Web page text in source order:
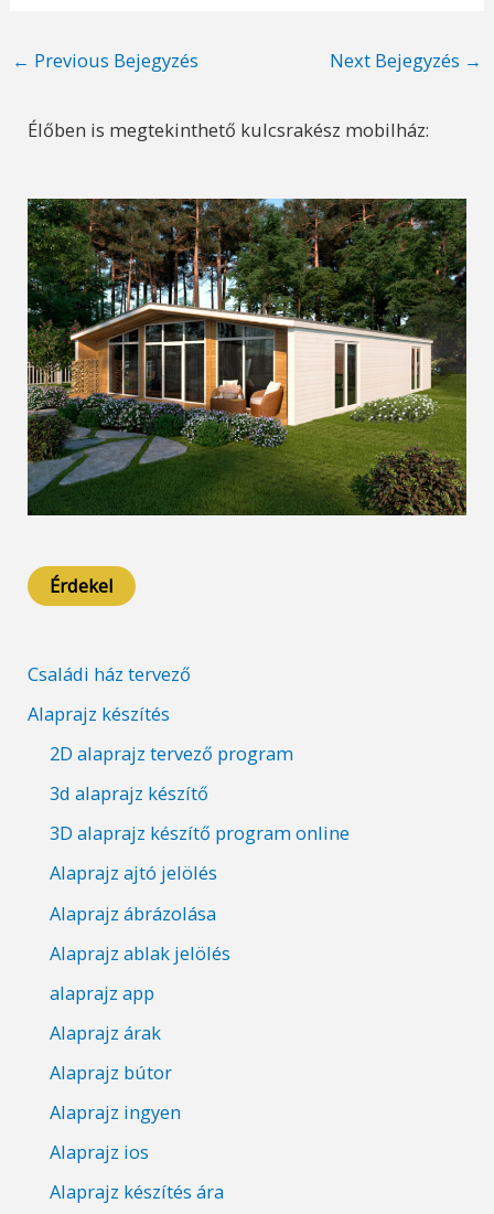
Post
← Previous Bejegyzés Next Bejegyzés →
Élőben is megtekinthető kulcsrakész mobilház:
Érdekel
Családi ház tervező
Alaprajz készítés
2D alaprajz tervező program
3d alaprajz készítő
3D alaprajz készítő program online
Alaprajz ajtó jelölés
Alaprajz ábrázolása
Alaprajz ablak jelölés
alaprajz app
Alaprajz árak
Alaprajz bútor
Alaprajz ingyen
Alaprajz ios
Alaprajz készítés ára